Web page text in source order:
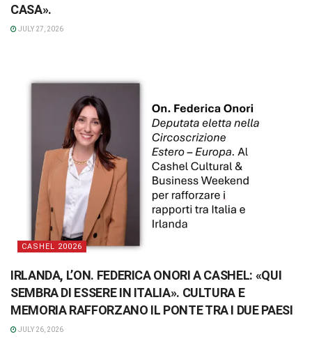
CASA».
JULY 27, 2026
CASHEL 20026
IRLANDA, L’ON. FEDERICA ONORI A CASHEL: «QUI
SEMBRA DI ESSERE IN ITALIA». CULTURA E
MEMORIA RAFFORZANO IL PONTE TRA I DUE PAESI
JULY 26, 2026